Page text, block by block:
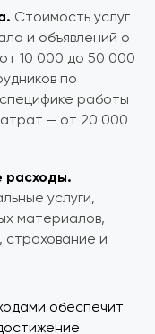
Стоимость услуг
и объявлений о
10 000 до 50 000
по
работы
— от 20 000
расходы.
услуги,
материалов,
страхование и
обеспечит